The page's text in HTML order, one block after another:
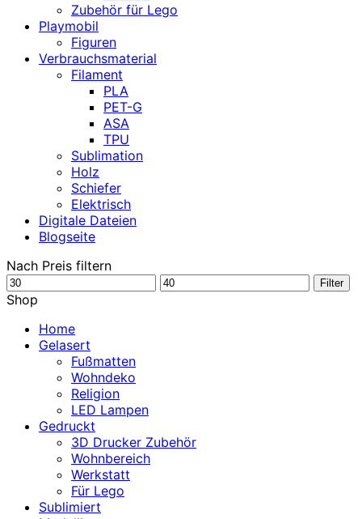
Zubehör für Lego
Playmobil
Figuren
Verbrauchsmaterial
Filament
PLA
PET-G
ASA
TPU
Sublimation
Holz
Schiefer
Elektrisch
Digitale Dateien
Blogseite
Nach Preis filtern
Min.
Preis
Max.
Filter
Shop
Home
Gelasert
Fußmatten
Wohndeko
Religion
LED Lampen
Gedruckt
3D Drucker Zubehör
Wohnbereich
Werkstatt
Für Lego
Sublimiert